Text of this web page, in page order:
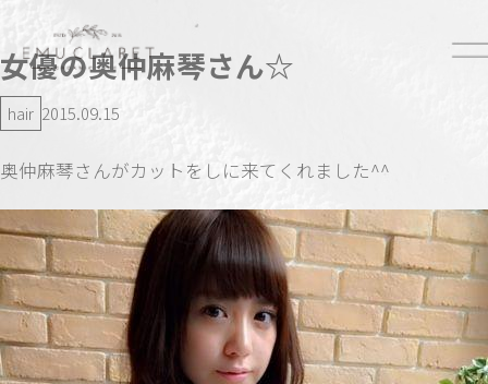
女優の奥仲麻琴さん☆
hair 2015.09.15
奥仲麻琴さんがカットをしに来てくれました^^